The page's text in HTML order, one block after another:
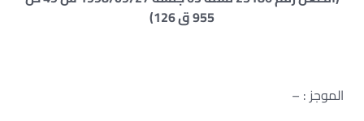
955 ق 126)
الموجز : –